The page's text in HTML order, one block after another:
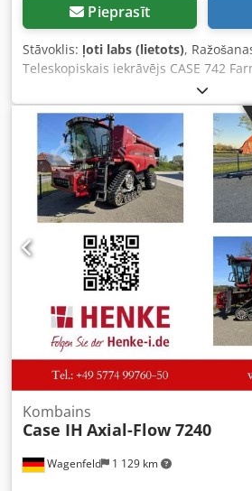
Pieprasīt
Stāvoklis: ļoti labs (lietots),
Teleskopiskais iekrāvējs CASE 742
2018 4800 moto stundas Strēles
Ngo Ah Dekr Celtspēja: 4,2 t Jauda:
sakabe Džoistiks Kondicionieris 4x4
kārtībā, bez brīvgaitas. Jauns kauss
Wagenfeld 1 129 km
Kombains
Case IH Axial-Flow 7240